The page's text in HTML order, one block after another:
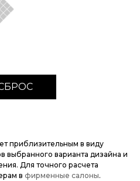
приблизительным в виду
выбранного варианта дизайна и
Для точного расчета
в фирменные салоны.